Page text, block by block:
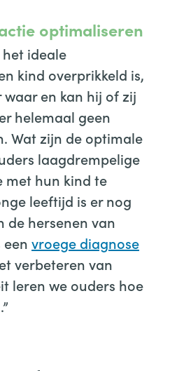
optimaliseren
ideale
kind overprikkeld is,
en kan hij of zij
helemaal geen
Wat zijn de optimale
laagdrempelige
met hun kind te
leeftijd is er nog
de hersenen van
vroege diagnose
verbeteren van
leren we ouders hoe